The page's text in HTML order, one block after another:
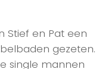
Stief en Pat een
gezeten.
single mannen